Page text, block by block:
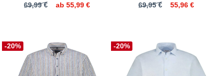
69,99 € ab 55,99 € 69,95 € 55,96 €
-20% -20%